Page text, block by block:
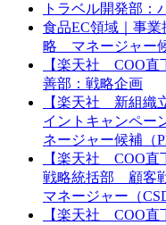
トラベル開発部：
食品EC領域｜事
略 マネージャー
【楽天社 COO
善部：戦略企画
【楽天社 新組織
イントキャンペー
ネージャー候補（
【楽天社 COO
戦略統括部 顧客
マネージャー（
【楽天社 COO